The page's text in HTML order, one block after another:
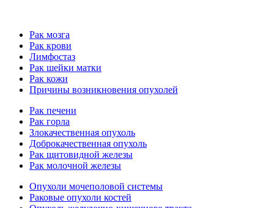
Рак мозга
Рак крови
Лимфостаз
Рак шейки матки
Рак кожи
Причины возникновения опухолей
Рак печени
Рак горла
Злокачественная опухоль
Доброкачественная опухоль
Рак щитовидной железы
Рак молочной железы
Опухоли мочеполовой системы
Раковые опухоли костей